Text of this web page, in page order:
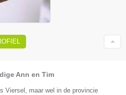
Ann en Tim
Viersel, maar wel in de provincie